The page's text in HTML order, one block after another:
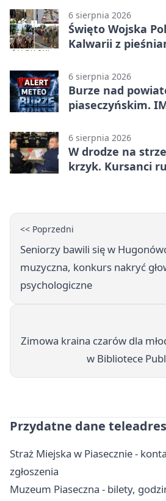
6 sierpnia 2026
Święto Wojska
Kalwarii z
6 sierpnia 2026
Burze nad
piaseczyńskim.
6 sierpnia 2026
W drodze na
krzyk. Kursanci
<< Poprzedni
Seniorzy bawili się w
muzyczna, konkurs nakryć
psychologiczne
Zimowa kraina czarów dla
w Bibliotece
Przydatne dane
Straż Miejska w Piasecznie -
zgłoszenia
Muzeum Piaseczna - bilety,